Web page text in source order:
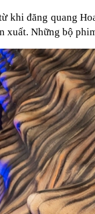
khi đăng quang
xuất. Những bộ